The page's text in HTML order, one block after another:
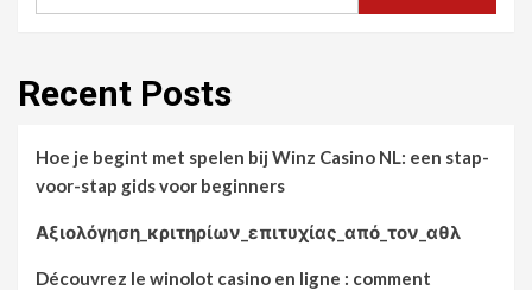
Recent Posts
Hoe je begint met spelen bij Winz Casino NL: een stap-
voor-stap gids voor beginners
Αξιολόγηση_κριτηρίων_επιτυχίας_από_τον_αθλ
Découvrez le winolot casino en ligne : comment